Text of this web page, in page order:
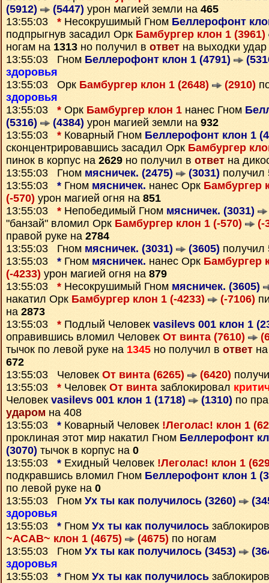
(5912)
(5447) урон магией земли на 465
13:55:03 * Несокрушимый Гном Беллерофонт
подпрыгнув засадил Орк Бамбургер клон 1 (3961)
ногам на 1313 но получил в ответ на выходки
13:55:03 Гном Беллерофонт клон 1 (4791)
здоровья
13:55:03 Орк Бамбургер клон 1 (2648) (2910)
здоровья
13:55:03 * Орк Бамбургер клон 1 нанес Гном
(5316)
(4384) урон магией земли на 932
13:55:03 * Коварный Гном Беллерофонт клон 1
сконцентрировавшись засадил Орк Бамбургер
пинок в корпус на 2629 но получил в ответ на
13:55:03 Гном мясничек. (2475) (3031)
13:55:03 * Гном мясничек. нанес Орк Бамбургер
(-570) урон магией огня на 851
13:55:03 * Непобедимый Гном мясничек. (3031)
"банзай" вломил Орк Бамбургер клон 1 (-570)
(-
правой руке на 2784
13:55:03 Гном мясничек. (3031) (3605)
13:55:03 * Гном мясничек. нанес Орк Бамбургер
(-4233) урон магией огня на 879
13:55:03 * Несокрушимый Гном мясничек. (3605)
накатил Орк Бамбургер клон 1 (-4233) (-7106)
на 2873
13:55:03 * Подлый Человек vasilevs 001 клон 1
оправившись вломил Человек От винта (7610)
тычок по левой руке на 1345 но получил в ответ
672
13:55:03 Человек От винта (6265) (6420)
13:55:03 * Человек От винта заблокировал
Человек vasilevs 001 клон 1 (1718) (1310) по
ударом на 408
13:55:03 * Коварный Человек !Леголас! клон 1
проклиная этот мир накатил Гном Беллерофонт
(3070) тычок в корпус на 0
13:55:03 * Ехидный Человек !Леголас! клон 1
подкравшись вломил Гном Беллерофонт клон 1
по левой руке на 0
13:55:03 Гном Ух ты как получилось (3260)
здоровья
13:55:03 * Гном Ух ты как получилось
~ACAB~ клон 1 (4675)
(4675) по ногам
13:55:03 Гном Ух ты как получилось (3453)
здоровья
13:55:03 * Гном Ух ты как получилось